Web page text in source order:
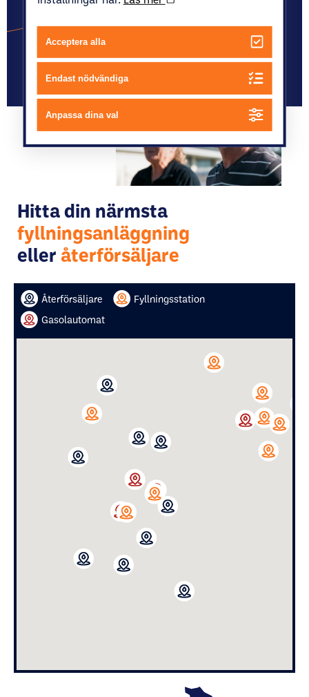
här fortsätter vi gärna med, även efter corona!
Hemleverans av gasol
Hitta din närmsta
fyllningsanläggning
eller återförsäljare
Återförsäljare
Fyllningsstation
Gasolautomat
Acceptera alla
Endast nödvändiga
Anpassa dina val